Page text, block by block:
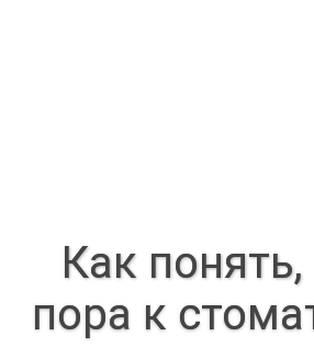
Как понять,
пора к